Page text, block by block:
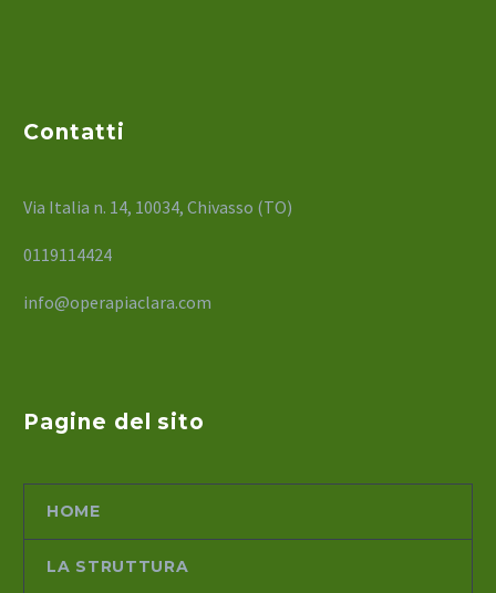
Contatti
Via Italia n. 14, 10034, Chivasso (TO)
0119114424
info@operapiaclara.com
Pagine del sito
HOME
LA STRUTTURA